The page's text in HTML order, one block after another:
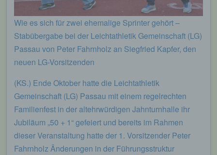
Wie es sich für zwei ehemalige Sprinter gehört –
Stabübergabe bei der Leichtathletik Gemeinschaft (LG)
Passau von Peter Fahrnholz an Siegfried Kapfer, den
neuen LG-Vorsitzenden
(KS.) Ende Oktober hatte die Leichtathletik
Gemeinschaft (LG) Passau mit einem regelrechten
Familienfest in der altehrwürdigen Jahnturnhalle ihr
Jubiläum „50 + 1“ gefeiert und bereits im Rahmen
dieser Veranstaltung hatte der 1. Vorsitzender Peter
Fahrnholz Änderungen in der Führungsstruktur